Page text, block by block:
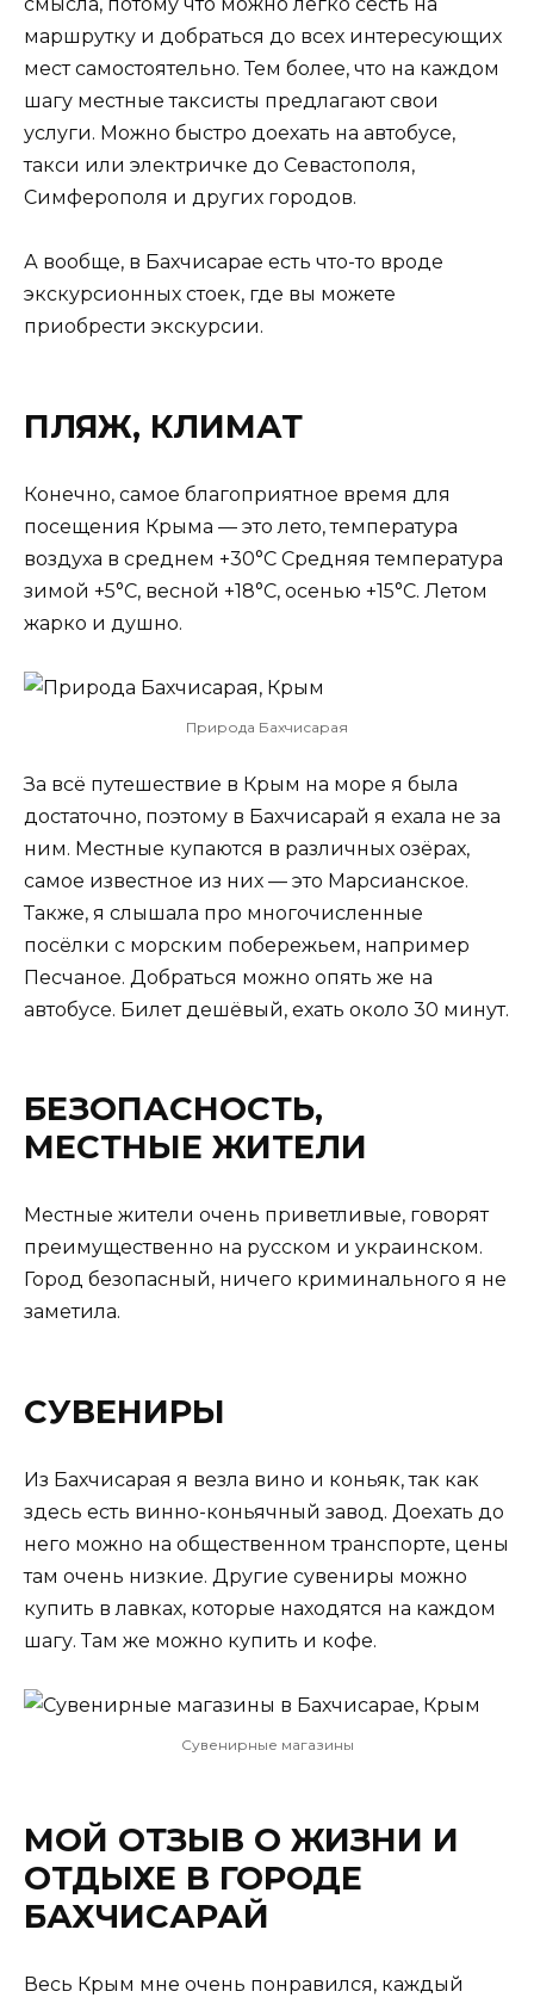
маршрутку и добраться до всех интересующих
мест самостоятельно. Тем более, что на каждом
шагу местные таксисты предлагают свои
услуги. Можно быстро доехать на автобусе,
такси или электричке до Севастополя,
Симферополя и других городов.
А вообще, в Бахчисарае есть что-то вроде
экскурсионных стоек, где вы можете
приобрести экскурсии.
ПЛЯЖ, КЛИМАТ
Конечно, самое благоприятное время для
посещения Крыма — это лето, температура
воздуха в среднем +30°C Средняя температура
зимой +5°C, весной +18°C, осенью +15°C. Летом
жарко и душно.
Природа Бахчисарая
За всё путешествие в Крым на море я была
достаточно, поэтому в Бахчисарай я ехала не за
ним. Местные купаются в различных озёрах,
самое известное из них — это Марсианское.
Также, я слышала про многочисленные
посёлки с морским побережьем, например
Песчаное. Добраться можно опять же на
автобусе. Билет дешёвый, ехать около 30 минут.
БЕЗОПАСНОСТЬ,
МЕСТНЫЕ ЖИТЕЛИ
Местные жители очень приветливые, говорят
преимущественно на русском и украинском.
Город безопасный, ничего криминального я не
заметила.
СУВЕНИРЫ
Из Бахчисарая я везла вино и коньяк, так как
здесь есть винно-коньячный завод. Доехать до
него можно на общественном транспорте, цены
там очень низкие. Другие сувениры можно
купить в лавках, которые находятся на каждом
шагу. Там же можно купить и кофе.
Сувенирные магазины
МОЙ ОТЗЫВ О ЖИЗНИ И
ОТДЫХЕ В ГОРОДЕ
БАХЧИСАРАЙ
Весь Крым мне очень понравился, каждый